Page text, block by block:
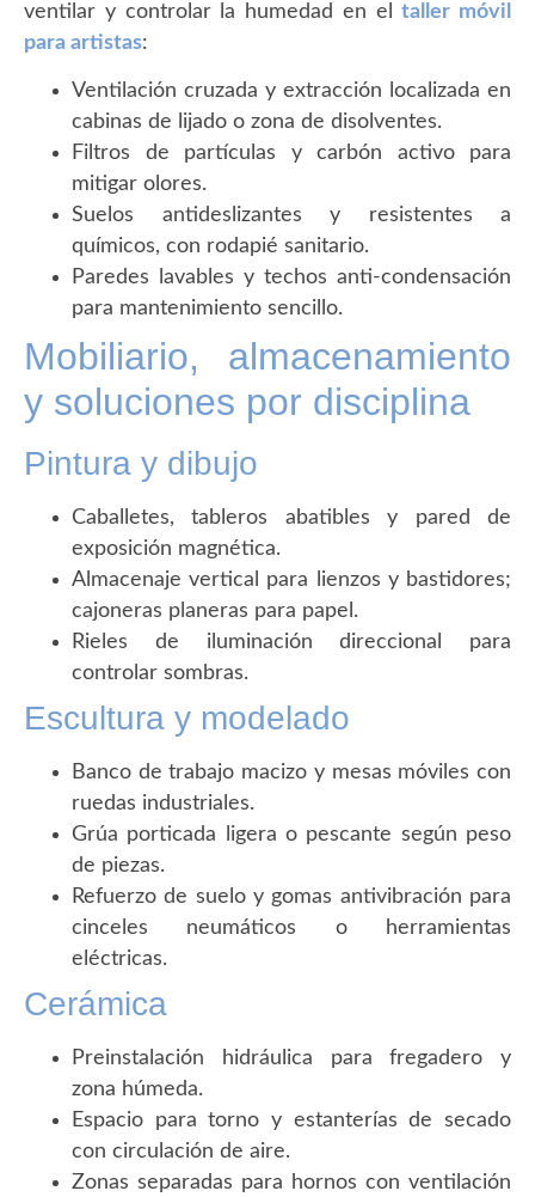
ventilar y controlar la humedad en eltaller móvil
para artistas:
Ventilación cruzada y extracción localizada en
cabinas de lijado o zona de disolventes.
Filtros de partículas y carbón activo para
mitigar olores.
Suelos antideslizantes y resistentes a
químicos, con rodapié sanitario.
Paredes lavables y techos anti-condensación
para mantenimiento sencillo.
Mobiliario, almacenamiento
y soluciones por disciplina
Pintura y dibujo
Caballetes, tableros abatibles y pared de
exposición magnética.
Almacenaje vertical para lienzos y bastidores;
cajoneras planeras para papel.
Rieles de iluminación direccional para
controlar sombras.
Escultura y modelado
Banco de trabajo macizo y mesas móviles con
ruedas industriales.
Grúa porticada ligera o pescante según peso
de piezas.
Refuerzo de suelo y gomas antivibración para
cinceles neumáticos o herramientas
eléctricas.
Cerámica
Preinstalación hidráulica para fregadero y
zona húmeda.
Espacio para torno y estanterías de secado
con circulación de aire.
Zonas separadas para hornos con ventilación